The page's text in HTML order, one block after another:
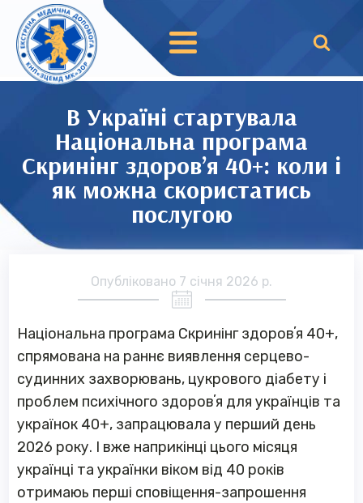
В Україні стартувала
Національна програма
Скринінг здоров’я 40+: коли і
як можна скористатись
послугою
Опубліковано 7 січня 2026 р.
Національна програма Скринінг здоровʼя 40+,
спрямована на раннє виявлення серцево-
судинних захворювань, цукрового діабету і
проблем психічного здоровʼя для українців та
українок 40+, запрацювала у перший день
2026 року. І вже наприкінці цього місяця
українці та українки віком від 40 років
отримаюь перші сповіщення-запрошення